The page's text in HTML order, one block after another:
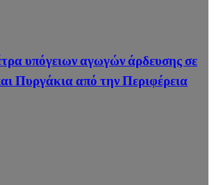
υπόγειων αγωγών άρδευσης σε
Πυργάκια από την Περιφέρεια